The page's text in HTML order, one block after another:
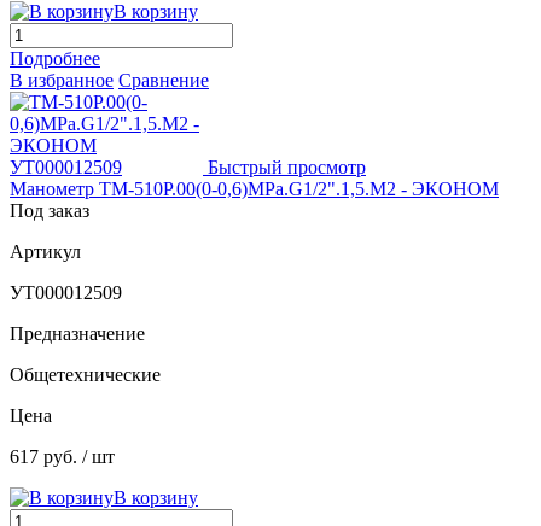
В корзину
Подробнее
В избранное Сравнение
Быстрый просмотр
Манометр ТМ-510Р.00(0-0,6)MPa.G1/2".1,5.М2 - ЭКОНОМ
Под заказ
Артикул
УТ000012509
Предназначение
Общетехнические
Цена
617 руб. / шт
В корзину